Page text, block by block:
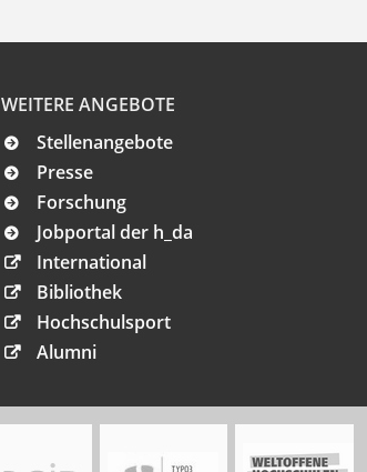
WEITERE ANGEBOTE
Stellenangebote
Presse
Forschung
Jobportal der h_da
International
Bibliothek
Hochschulsport
Alumni